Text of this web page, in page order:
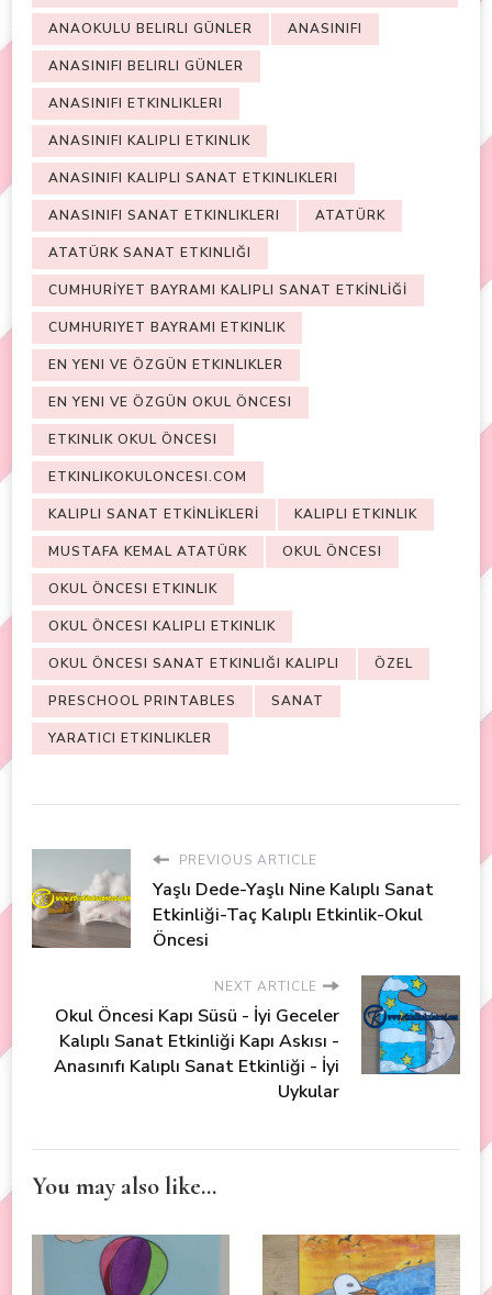
ANAOKULU BELIRLI GÜNLER ANASINIFI
ANASINIFI BELIRLI GÜNLER
ANASINIFI ETKINLIKLERI
ANASINIFI KALIPLI ETKINLIK
ANASINIFI KALIPLI SANAT ETKINLIKLERI
ANASINIFI SANAT ETKINLIKLERI ATATÜRK
ATATÜRK SANAT ETKINLIĞI
CUMHURİYET BAYRAMI KALIPLI SANAT ETKİNLİĞİ
CUMHURIYET BAYRAMI ETKINLIK
EN YENI VE ÖZGÜN ETKINLIKLER
EN YENI VE ÖZGÜN OKUL ÖNCESI
ETKINLIK OKUL ÖNCESI
ETKINLIKOKULONCESI.COM
KALIPLI SANAT ETKİNLİKLERİ KALIPLI ETKINLIK
MUSTAFA KEMAL ATATÜRK OKUL ÖNCESI
OKUL ÖNCESI ETKINLIK
OKUL ÖNCESI KALIPLI ETKINLIK
OKUL ÖNCESI SANAT ETKINLIĞI KALIPLI ÖZEL
PRESCHOOL PRINTABLES SANAT
YARATICI ETKINLIKLER
PREVIOUS ARTICLE
Yaşlı Dede-Yaşlı Nine Kalıplı Sanat
Etkinliği-Taç Kalıplı Etkinlik-Okul
Öncesi
NEXT ARTICLE
Okul Öncesi Kapı Süsü - İyi Geceler
Kalıplı Sanat Etkinliği Kapı Askısı -
Anasınıfı Kalıplı Sanat Etkinliği - İyi
Uykular
You may also like...